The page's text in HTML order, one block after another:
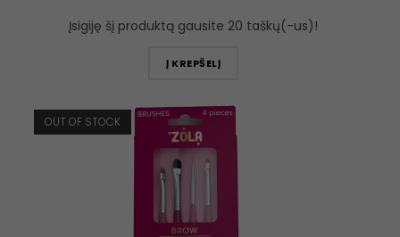
Įsigiję šį produktą gausite 20 taškų(-us)!
Į KREPŠELĮ
OUT OF STOCK